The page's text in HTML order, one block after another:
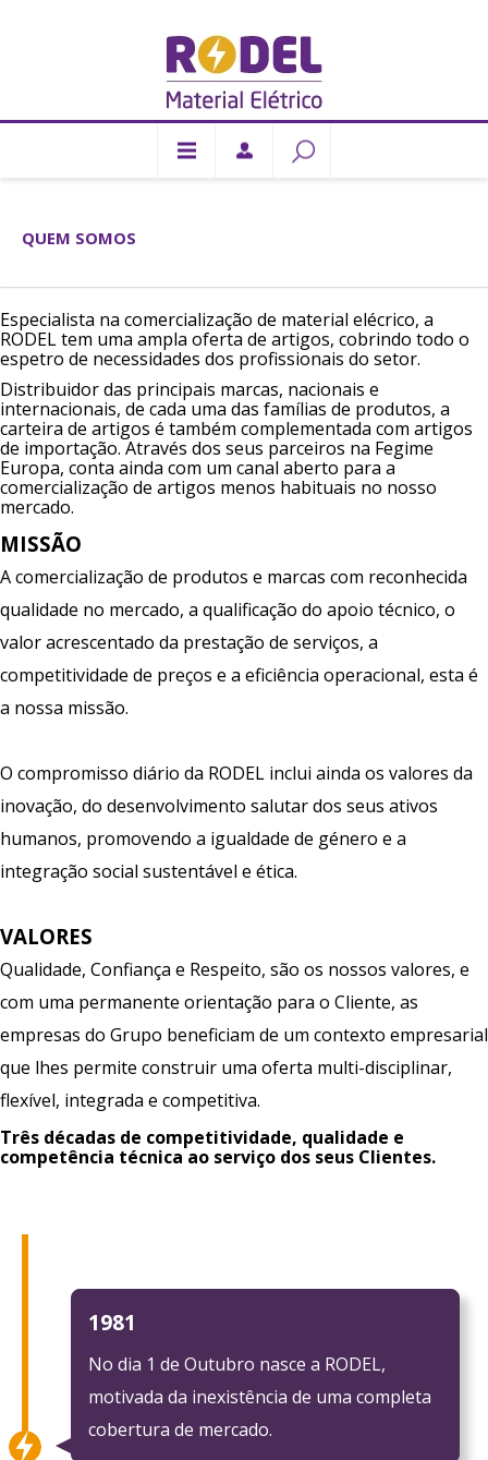
QUEM SOMOS
Especialista na comercialização de material elécrico, a
RODEL tem uma ampla oferta de artigos, cobrindo todo o
espetro de necessidades dos profissionais do setor.
Distribuidor das principais marcas, nacionais e
internacionais, de cada uma das famílias de produtos, a
carteira de artigos é também complementada com artigos
de importação. Através dos seus parceiros na Fegime
Europa, conta ainda com um canal aberto para a
comercialização de artigos menos habituais no nosso
mercado.
MISSÃO
A comercialização de produtos e marcas com reconhecida
qualidade no mercado, a qualificação do apoio técnico, o
valor acrescentado da prestação de serviços, a
competitividade de preços e a eficiência operacional, esta é
a nossa missão.
O compromisso diário da RODEL inclui ainda os valores da
inovação, do desenvolvimento salutar dos seus ativos
humanos, promovendo a igualdade de género e a
integração social sustentável e ética.
VALORES
Qualidade, Confiança e Respeito, são os nossos valores, e
com uma permanente orientação para o Cliente, as
empresas do Grupo beneficiam de um contexto empresarial
que lhes permite construir uma oferta multi-disciplinar,
flexível, integrada e competitiva.
Três décadas de competitividade, qualidade e
competência técnica ao serviço dos seus Clientes.
1981
No dia 1 de Outubro nasce a RODEL,
motivada da inexistência de uma completa
cobertura de mercado.